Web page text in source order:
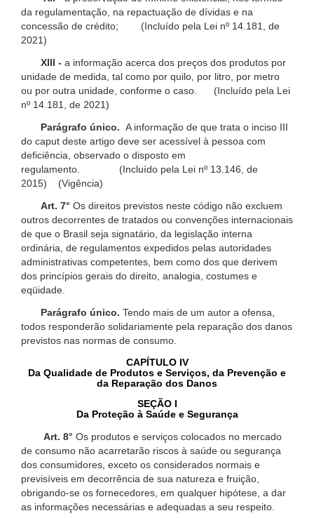
da regulamentação, na repactuação de dívidas e na
concessão de crédito; (Incluído pela Lei nº 14.181, de
2021)
XIII - a informação acerca dos preços dos produtos por
unidade de medida, tal como por quilo, por litro, por metro
ou por outra unidade, conforme o caso. (Incluído pela Lei
nº 14.181, de 2021)
Parágrafo único. A informação de que trata o inciso III
do caput deste artigo deve ser acessível à pessoa com
deficiência, observado o disposto em
regulamento. (Incluído pela Lei nº 13.146, de
2015) (Vigência)
Art. 7° Os direitos previstos neste código não excluem
outros decorrentes de tratados ou convenções internacionais
de que o Brasil seja signatário, da legislação interna
ordinária, de regulamentos expedidos pelas autoridades
administrativas competentes, bem como dos que derivem
dos princípios gerais do direito, analogia, costumes e
eqüidade.
Parágrafo único. Tendo mais de um autor a ofensa,
todos responderão solidariamente pela reparação dos danos
previstos nas normas de consumo.
CAPÍTULO IV
Da Qualidade de Produtos e Serviços, da Prevenção e
da Reparação dos Danos
SEÇÃO I
Da Proteção à Saúde e Segurança
Art. 8° Os produtos e serviços colocados no mercado
de consumo não acarretarão riscos à saúde ou segurança
dos consumidores, exceto os considerados normais e
previsíveis em decorrência de sua natureza e fruição,
obrigando-se os fornecedores, em qualquer hipótese, a dar
as informações necessárias e adequadas a seu respeito.